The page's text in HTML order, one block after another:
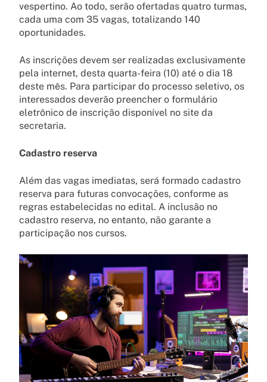
vespertino. Ao todo, serão ofertadas quatro turmas,
cada uma com 35 vagas, totalizando 140
oportunidades.
As inscrições devem ser realizadas exclusivamente
pela internet, desta quarta-feira (10) até o dia 18
deste mês. Para participar do processo seletivo, os
interessados deverão preencher o formulário
eletrônico de inscrição disponível no site da
secretaria.
Cadastro reserva
Além das vagas imediatas, será formado cadastro
reserva para futuras convocações, conforme as
regras estabelecidas no edital. A inclusão no
cadastro reserva, no entanto, não garante a
participação nos cursos.